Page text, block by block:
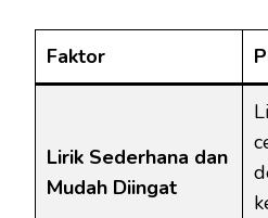
Faktor
Lirik Sederhana dan
Mudah Diingat